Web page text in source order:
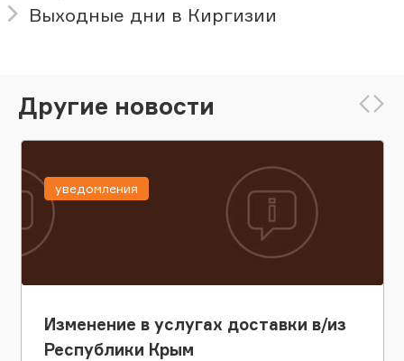
Выходные дни в Киргизии
Другие новости
Изменение в услугах доставки в/из
Республики Крым
уведомления